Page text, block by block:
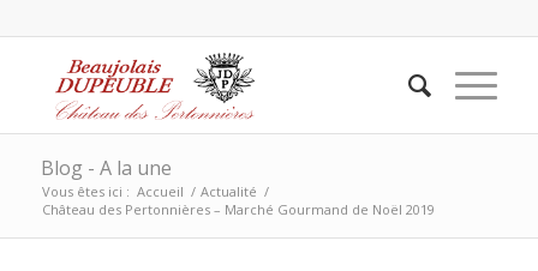
Blog - A la une
Vous êtes ici : Accueil / Actualité /
Château des Pertonnières – Marché Gourmand de Noël 2019